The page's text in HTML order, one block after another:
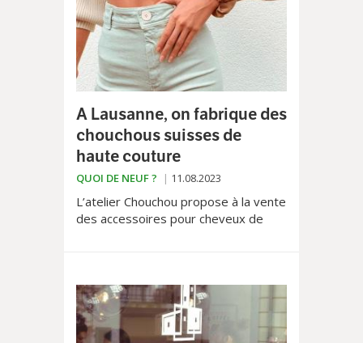
A Lausanne, on fabrique des
chouchous suisses de
haute couture
QUOI DE NEUF ? 11.08.2023
L’atelier Chouchou propose à la vente
des accessoires pour cheveux de